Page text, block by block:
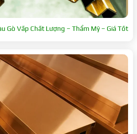
Gò Vấp Chất Lượng – Thẩm Mỹ – Giá Tốt